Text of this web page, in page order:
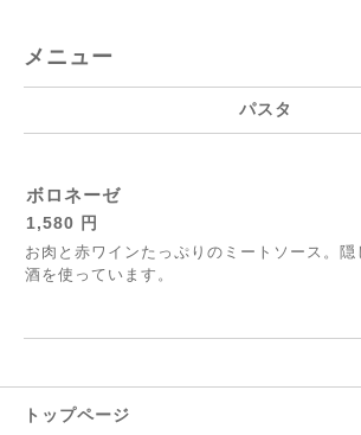
メニュー
パスタ
ボロネーゼ
1,580 円
お肉と赤ワインたっぷりのミートソース。
酒を使っています。
トップページ